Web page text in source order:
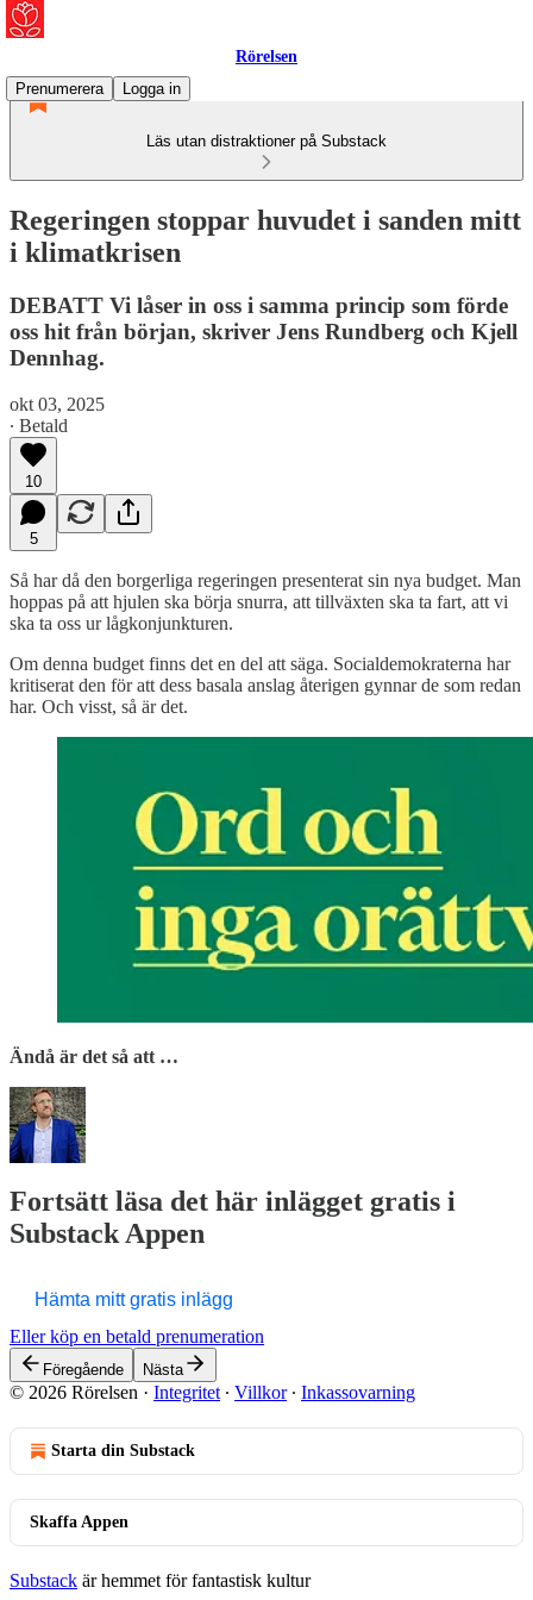
Rörelsen
Prenumerera
Logga in
Läs utan distraktioner på Substack
Regeringen stoppar huvudet i sanden mitt
i klimatkrisen
DEBATT Vi låser in oss i samma princip som förde
oss hit från början, skriver Jens Rundberg och Kjell
Dennhag.
okt 03, 2025
∙ Betald
10
5
Så har då den borgerliga regeringen presenterat sin nya budget. Man
hoppas på att hjulen ska börja snurra, att tillväxten ska ta fart, att vi
ska ta oss ur lågkonjunkturen.
Om denna budget finns det en del att säga. Socialdemokraterna har
kritiserat den för att dess basala anslag återigen gynnar de som redan
har. Och visst, så är det.
Ändå är det så att …
Fortsätt läsa det här inlägget gratis i
Substack Appen
Hämta mitt gratis inlägg
Eller köp en betald prenumeration
Föregående Nästa
© 2026 Rörelsen · Integritet ∙ Villkor∙ Inkassovarning
Starta din Substack
Skaffa Appen
Substack är hemmet för fantastisk kultur